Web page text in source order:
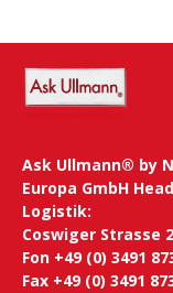
Ask Ullmann® by
Europa GmbH
Logistik:
Coswiger Strasse
Fon +49 (0) 3491
Fax +49 (0) 3491